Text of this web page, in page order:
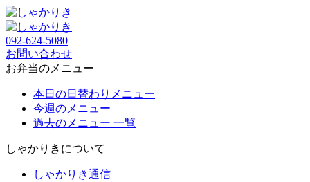
092-624-5080
お問い合わせ
お弁当のメニュー
本日の日替わりメニュー
今週のメニュー
過去のメニュー 一覧
しゃかりきについて
しゃかりき通信